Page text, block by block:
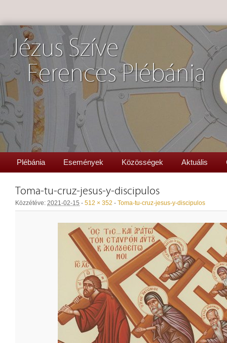
Jézus Szíve
Ferences Plébánia
Plébánia Események Közösségek Aktuális
Toma-tu-cruz-jesus-y-discipulos
Közzétéve: 2021-02-15 - 512 × 352 - Toma-tu-cruz-jesus-y-discipulos